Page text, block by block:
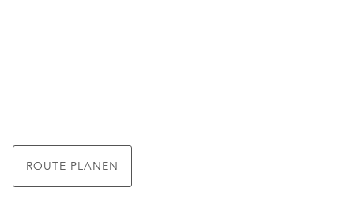
ROUTE PLANEN